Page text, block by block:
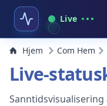
Live
Hjem Com Hem
Live-